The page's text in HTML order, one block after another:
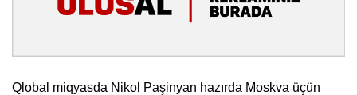
Qlobal miqyasda Nikol Paşinyan hazırda Moskva üçün